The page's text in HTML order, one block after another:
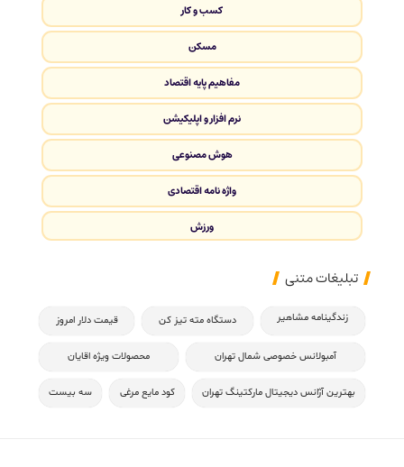
کسب و کار
مسکن
مفاهیم پایه اقتصاد
نرم افزار و اپلیکیشن
هوش مصنوعی
واژه نامه اقتصادی
ورزش
تبلیغات متنی
زندگینامه مشاهیر دستگاه مته تیز کن قیمت دلار امروز
آمبولانس خصوصی شمال تهران محصولات ویژه اقایان
بهترین آژانس دیجیتال مارکتینگ تهران کود مایع مرغی سه بیست